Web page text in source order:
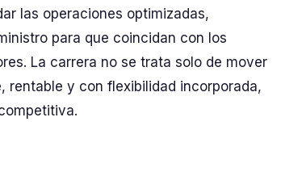
las operaciones optimizadas,
para que coincidan con los
La carrera no se trata solo de mover
rentable y con flexibilidad incorporada,